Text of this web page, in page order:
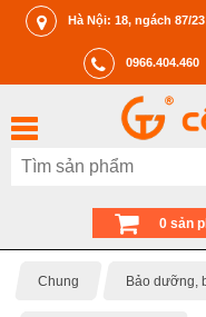
Hà Nội: 18, ngách 87/
0966.404.460
0 sản
Chung Bảo dưỡng,